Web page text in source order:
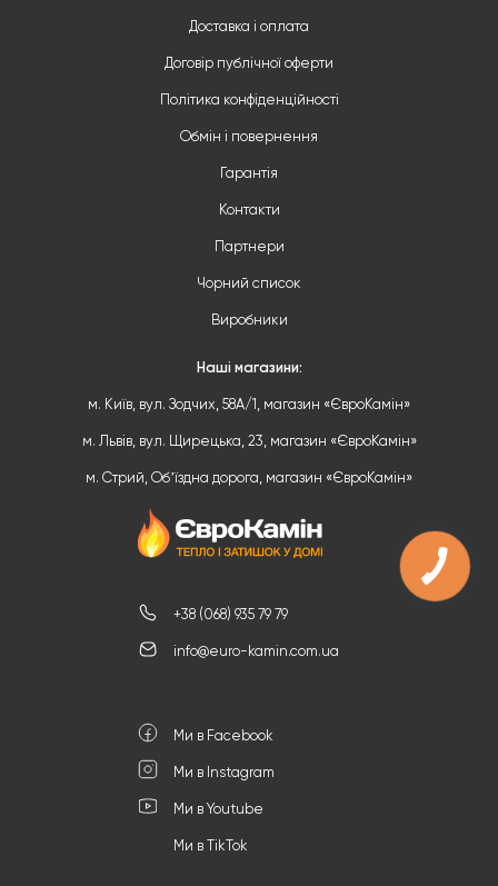
+38 (068) 935 79 79
info@euro-kamin.com.ua
Ми в Facebook
Ми в Instagram
Ми в Youtube
Ми в TikTok
Доставка і оплата
Договір публічної оферти
Політика конфіденційності
Обмін і повернення
Гарантія
Контакти
Партнери
Чорний список
Виробники
Наші магазини:
м. Київ, вул. Зодчих, 58А/1, магазин «ЄвроКамін»
м. Львів, вул. Щирецька, 23, магазин «ЄвроКамін»
м. Стрий, Обʼїздна дорога, магазин «ЄвроКамін»